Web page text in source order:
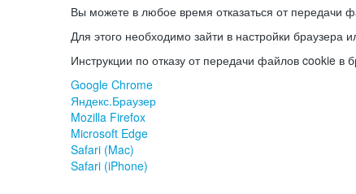
Вы можете в любое время отказаться от передачи
Для этого необходимо зайти в настройки
Инструкции по отказу от передачи файлов cookie в
Google Chrome
Яндекс.Браузер
Mozilla Firefox
Microsoft Edge
Safari (Mac)
Safari (iPhone)